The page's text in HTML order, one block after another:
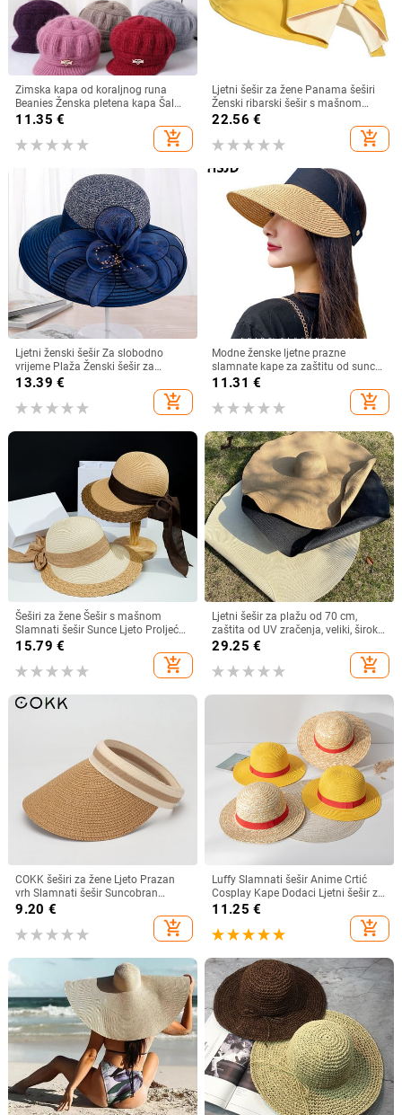
Zimska kapa od koraljnog runa
Beanies Ženska pletena kapa Šal
Održava toplinu Vunena pletena
kapa Kapa sa šiltom Dvoslojne
zaštitne kape
11.35 €
add_shopping_cart
Ljetni šešir za žene Panama šeširi
Ženski ribarski šešir s mašnom
Trend ženski šeširi s kantom
Suncobran Prozračne kape za
sunce za žene
22.56 €
add_shopping_cart
Ljetni ženski šešir Za slobodno
vrijeme Plaža Ženski šešir za
sunčanje Elegantni šešir širokog
oboda Svileni šešir s kantom s
cvijetom Ležerna kapa Ženska
13.39 €
add_shopping_cart
Modne ženske ljetne prazne
slamnate kape za zaštitu od sunca
s velikim obodom, podesivi ženski
sportove na plaži
11.31 €
add_shopping_cart
Šeširi za žene Šešir s mašnom
Slamnati šešir Sunce Ljeto Proljeće
Veliki obodi Plaža Na otvorenom
Ženski ljetni šešir Sombreros De
Mujer
15.79 €
add_shopping_cart
Ljetni šešir za plažu od 70 cm,
zaštita od UV zračenja, veliki, široki
obodi, 35 cm, sklopivi slamnati
šeširi, velike sklopive kape za
zaštitu od sunca
29.25 €
add_shopping_cart
COKK šeširi za žene Ljeto Prazan
vrh Slamnati šešir Suncobran
Krema za sunčanje Šešir za plažu
Ženski štitnik za zaštitu od sunca
Roditelji Dječji Šeširi za sunce
9.20 €
add_shopping_cart
Luffy Slamnati šešir Anime Crtić
Cosplay Kape Dodaci Ljetni šešir za
sunce Suncobran Šešir za roditelje i
dijete Luffy šešir za žene Muškarci
11.25 €
add_shopping_cart